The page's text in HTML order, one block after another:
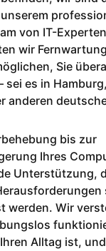
von IT-
wir
Sie
sei es in
anderen
bis zur
Ihres
Unterstützung,
werden. Wir
Alltag ist,